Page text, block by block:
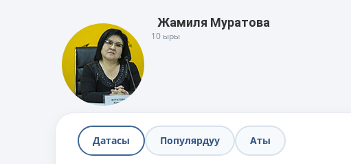
Жамиля Муратова
10 ыры
Датасы Популярдуу Аты